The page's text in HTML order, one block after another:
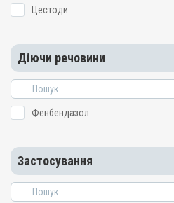
Цестоди
Діючи речовини
Фенбендазол
Застосування